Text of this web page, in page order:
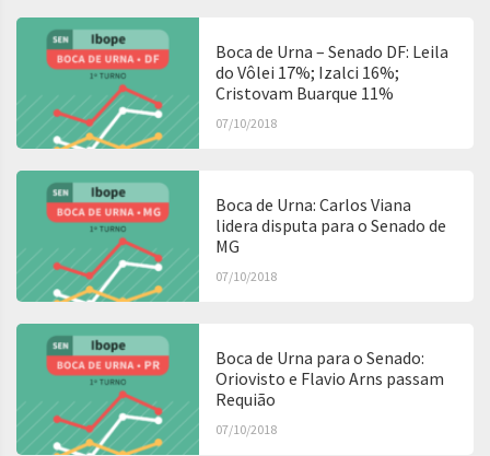
Boca de Urna – Senado DF: Leila
do Vôlei 17%; Izalci 16%;
Cristovam Buarque 11%
07/10/2018
Boca de Urna: Carlos Viana
lidera disputa para o Senado de
MG
07/10/2018
Boca de Urna para o Senado:
Oriovisto e Flavio Arns passam
Requião
07/10/2018